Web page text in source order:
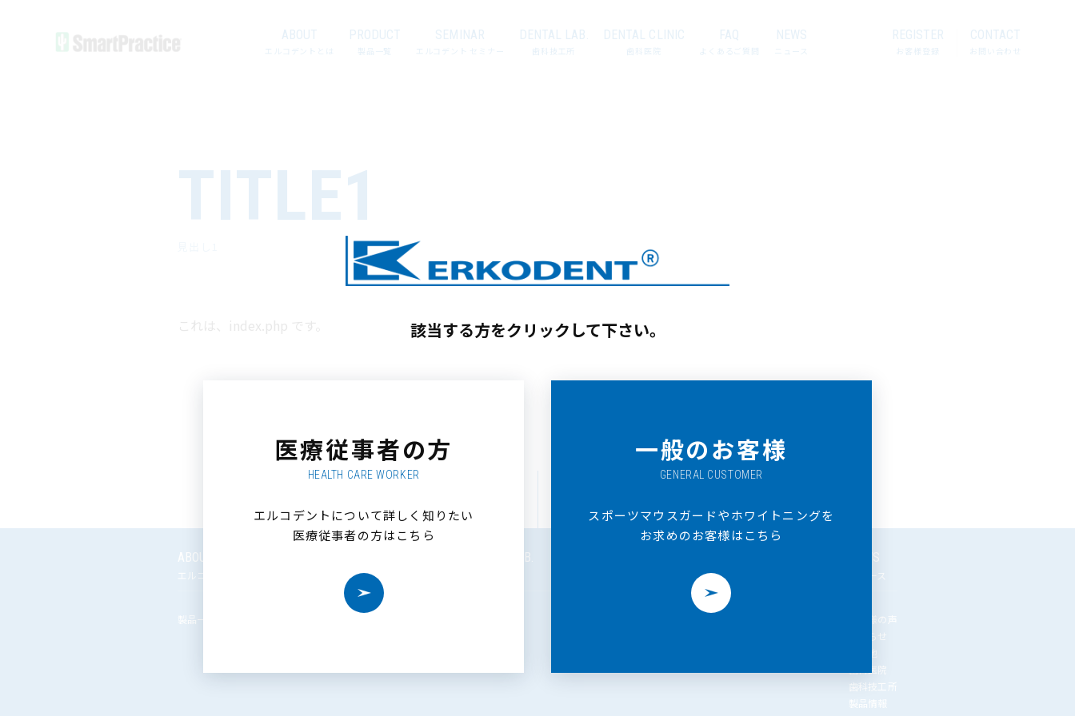
ABOUT
エルコデントとは
PRODUCT
製品一覧
SEMINAR
エルコデント セミナー
DENTAL LAB.
歯科技工所
DENTAL CLINIC
歯科医院
FAQ
よくあるご質問
NEWS
ニュース
REGISTER
お客様登録
CONTACT
お問い合わせ
TITLE1
ABOUT
エルコデントとは
製品一覧
エルコデント セミナー
DENTAL LAB. NEWS
ニュース
お客様の声
お知らせ
その他
歯科医院
歯科技工所
製品情報
該当する方をクリックして下さい。
医療従事者の方
HEALTH CARE WORKER
エルコデントについて詳しく知りたい
医療従事者の方はこちら
＞
一般のお客様
GENERAL CUSTOMER
スポーツマウスガードやホワイトニングを
お求めのお客様はこちら
＞